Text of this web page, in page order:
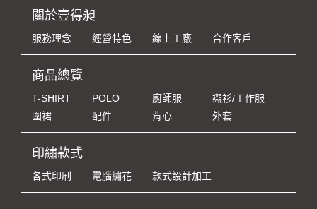
關於壹得昶
服務理念 經營特色 線上工廠 合作客戶
商品總覽
T-SHIRT POLO 廚師服
襯衫/工作服
圍裙
配件 背心 外套
印繡款式
各式印刷 電腦繡花 款式設計加工